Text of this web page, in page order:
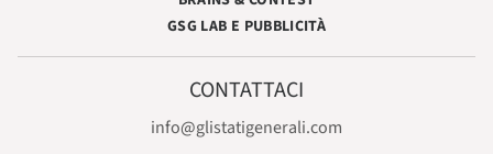
GSG LAB E PUBBLICITÀ
CONTATTACI
info@glistatigenerali.com